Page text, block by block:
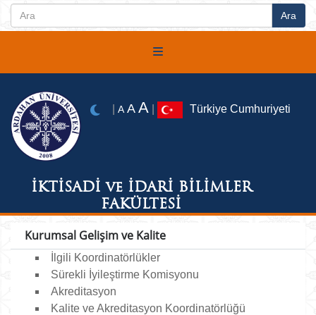
İKTİSADİ ve İDARİ BİLİMLER
FAKÜLTESİ
A A A Türkiye Cumhuriyeti
Kurumsal Gelişim ve Kalite
İlgili Koordinatörlükler
Sürekli İyileştirme Komisyonu
Akreditasyon
Kalite ve Akreditasyon Koordinatörlüğü